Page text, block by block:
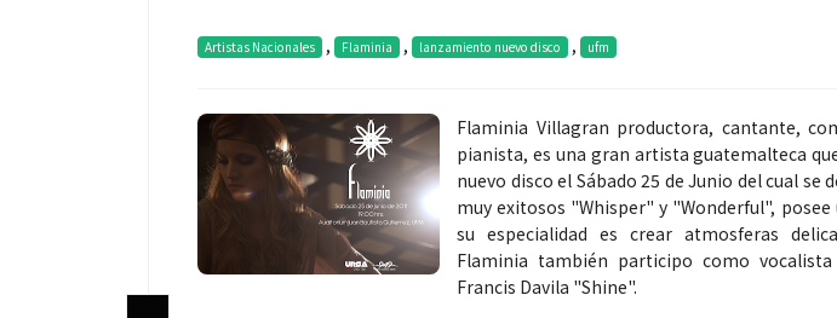
Artistas Nacionales , Flaminia , lanzamiento nuevo disco , ufm
Flaminia Villagran productora, cantante,
pianista, es una gran artista guatemalteca
nuevo disco el Sábado 25 de Junio del cual se
muy exitosos "Whisper" y "Wonderful", posee
su especialidad es crear atmosferas
Flaminia también participo como
Francis Davila "Shine".